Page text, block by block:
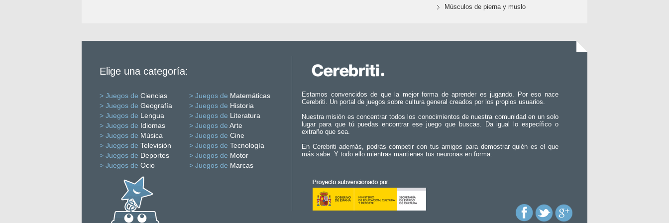
Músculos de pierna y muslo
Elige una categoría:
> Juegos de Ciencias > Juegos de Matemáticas
> Juegos de Geografía > Juegos de Historia
> Juegos de Lengua > Juegos de Literatura
> Juegos de Idiomas > Juegos de Arte
> Juegos de Música > Juegos de Cine
> Juegos de Televisión > Juegos de Tecnología
> Juegos de Deportes > Juegos de Motor
> Juegos de Ocio > Juegos de Marcas
Estamos convencidos de que la mejor forma de aprender es jugando. Por eso nace
Cerebriti. Un portal de juegos sobre cultura general creados por los propios usuarios.
Nuestra misión es concentrar todos los conocimientos de nuestra comunidad en un solo
lugar para que tú puedas encontrar ese juego que buscas. Da igual lo específico o
extraño que sea.
En Cerebriti además, podrás competir con tus amigos para demostrar quién es el que
más sabe. Y todo ello mientras mantienes tus neuronas en forma.